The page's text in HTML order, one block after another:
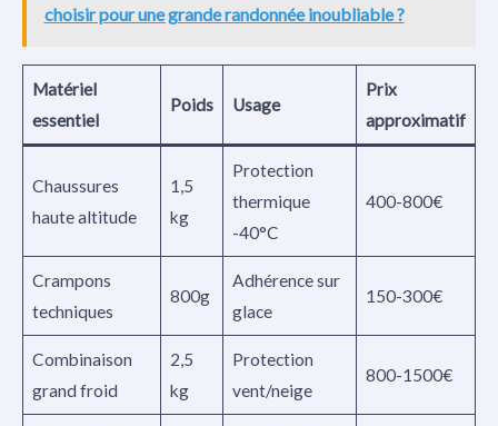
choisir pour une grande randonnée inoubliable ?
Matériel
essentiel
Poids Usage
Prix
approximatif
Chaussures
haute altitude
1,5
kg
Protection
thermique
-40°C
400-800€
Crampons
techniques
800g
Adhérence sur
glace
150-300€
Combinaison
grand froid
2,5
kg
Protection
vent/neige
800-1500€